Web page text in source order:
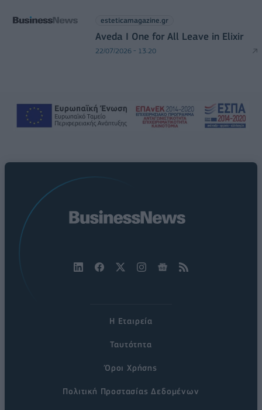
esteticamagazine.gr
Aveda I One for All Leave in Elixir
22/07/2026 - 13:20
Η Εταιρεία
Ταυτότητα
Όροι Χρήσης
Πολιτική Προστασίας Δεδομένων